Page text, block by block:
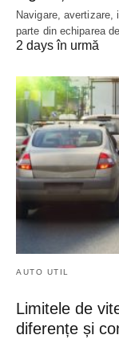
Navigare, avertizare,
parte din echiparea
2 days în urmă
AUTO UTIL
Limitele de
diferențe și